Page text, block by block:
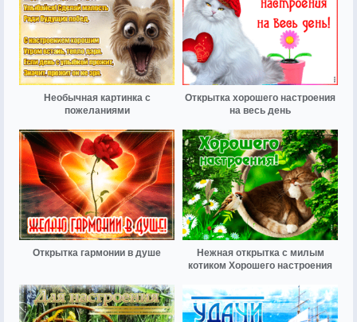
Необычная картинка с
пожеланиями
Открытка хорошего настроения
на весь день
Открытка гармонии в душе
Нежная открытка с милым
котиком Хорошего настроения